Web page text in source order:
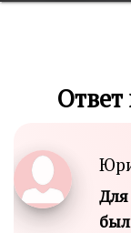
Ответ
Для